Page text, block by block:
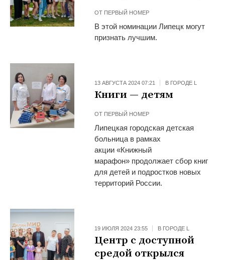
ОТ ПЕРВЫЙ НОМЕР
В этой номинации Липецк могут
признать лучшим.
13 АВГУСТА 2024 07:21 В ГОРОДЕ L
Книги — детям
ОТ ПЕРВЫЙ НОМЕР
Липецкая городская детская
больница в рамках
акции «Книжный
марафон» продолжает сбор книг
для детей и подростков новых
территорий России.
19 ИЮЛЯ 2024 23:55 В ГОРОДЕ L
Центр с доступной
средой открылся